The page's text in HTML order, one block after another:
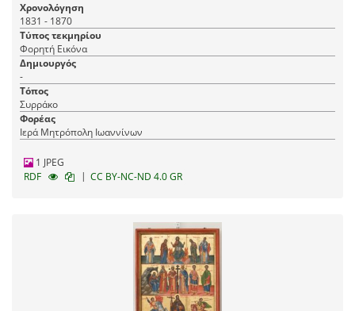
Χρονολόγηση
1831 - 1870
Τύπος τεκμηρίου
Φορητή Εικόνα
Δημιουργός
-
Τόπος
Συρράκο
Φορέας
Ιερά Μητρόπολη Ιωαννίνων
1 JPEG
RDF
| CC BY-NC-ND 4.0 GR